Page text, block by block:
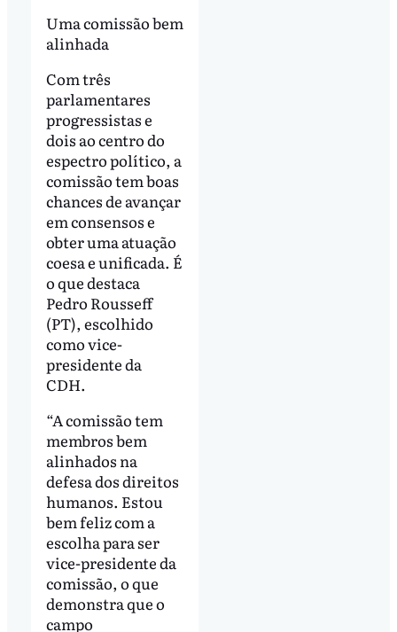
Uma comissão bem
alinhada
Com três
parlamentares
progressistas e
dois ao centro do
espectro político, a
comissão tem boas
chances de avançar
em consensos e
obter uma atuação
coesa e unificada. É
o que destaca
Pedro Rousseff
(PT), escolhido
como vice-
presidente da
CDH.
“A comissão tem
membros bem
alinhados na
defesa dos direitos
humanos. Estou
bem feliz com a
escolha para ser
vice-presidente da
comissão, o que
demonstra que o
campo